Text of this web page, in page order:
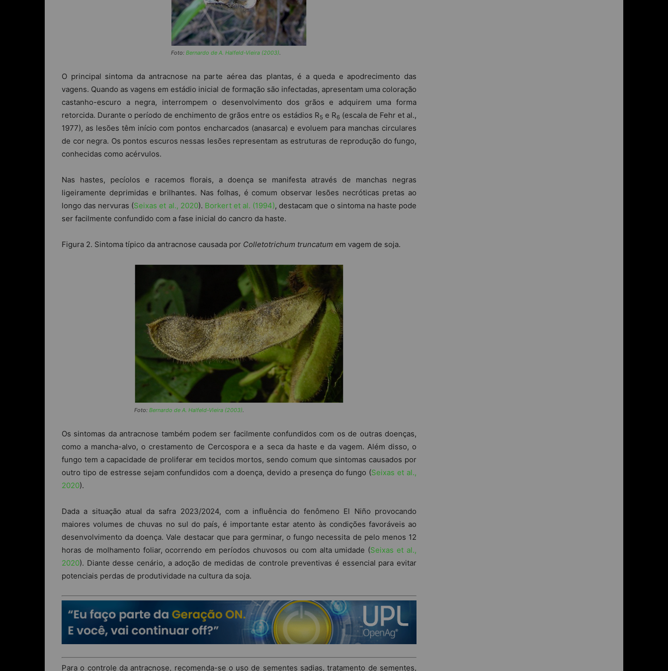
Foto: Bernardo de A. Halfeld-Vieira (2003).
O principal sintoma da antracnose na parte aérea das plantas, é a queda e apodrecimento das
vagens. Quando as vagens em estádio inicial de formação são infectadas, apresentam uma coloração
castanho-escuro a negra, interrompem o desenvolvimento dos grãos e adquirem uma forma
retorcida. Durante o período de enchimento de grãos entre os estádios R5 e R6 (escala de Fehr et al.,
1977), as lesões têm início com pontos encharcados (anasarca) e evoluem para manchas circulares
de cor negra. Os pontos escuros nessas lesões representam as estruturas de reprodução do fungo,
conhecidas como acérvulos.
Nas hastes, pecíolos e racemos florais, a doença se manifesta através de manchas negras
ligeiramente deprimidas e brilhantes. Nas folhas, é comum observar lesões necróticas pretas ao
longo das nervuras (Seixas et al., 2020). Borkert et al. (1994), destacam que o sintoma na haste pode
ser facilmente confundido com a fase inicial do cancro da haste.
Figura 2. Sintoma típico da antracnose causada por Colletotrichum truncatum em vagem de soja.
Foto: Bernardo de A. Halfeld-Vieira (2003).
Os sintomas da antracnose também podem ser facilmente confundidos com os de outras doenças,
como a mancha-alvo, o crestamento de Cercospora e a seca da haste e da vagem. Além disso, o
fungo tem a capacidade de proliferar em tecidos mortos, sendo comum que sintomas causados por
outro tipo de estresse sejam confundidos com a doença, devido a presença do fungo (Seixas et al.,
2020).
Dada a situação atual da safra 2023/2024, com a influência do fenômeno El Niño provocando
maiores volumes de chuvas no sul do país, é importante estar atento às condições favoráveis ao
desenvolvimento da doença. Vale destacar que para germinar, o fungo necessita de pelo menos 12
horas de molhamento foliar, ocorrendo em períodos chuvosos ou com alta umidade (Seixas et al.,
2020). Diante desse cenário, a adoção de medidas de controle preventivas é essencial para evitar
potenciais perdas de produtividade na cultura da soja.
Para o controle da antracnose, recomenda-se o uso de sementes sadias, tratamento de sementes,